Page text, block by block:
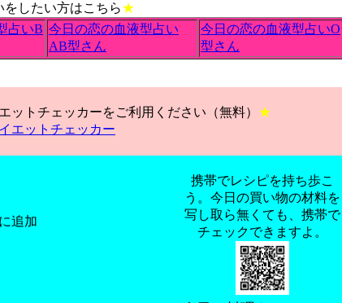
をしたい方はこちら★
占いB 今日の恋の血液型占い
AB型さん
今日の恋の血液型占いO
型さん
ットチェッカーをご利用ください（無料） ★
エットチェッカー
追加
携帯でレシピを持ち歩こ
う。今日の買い物の材料を
写し取ら無くても、携帯で
チェックできますよ。